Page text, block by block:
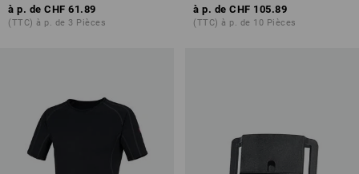
à p. de CHF 61.89
(TTC) à p. de 3 Pièces
à p. de CHF 105.89
(TTC) à p. de 10 Pièces